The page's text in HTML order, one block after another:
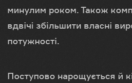
минулим роком. Також
вдвічі збільшити власні
потужності.
Поступово нарощується й